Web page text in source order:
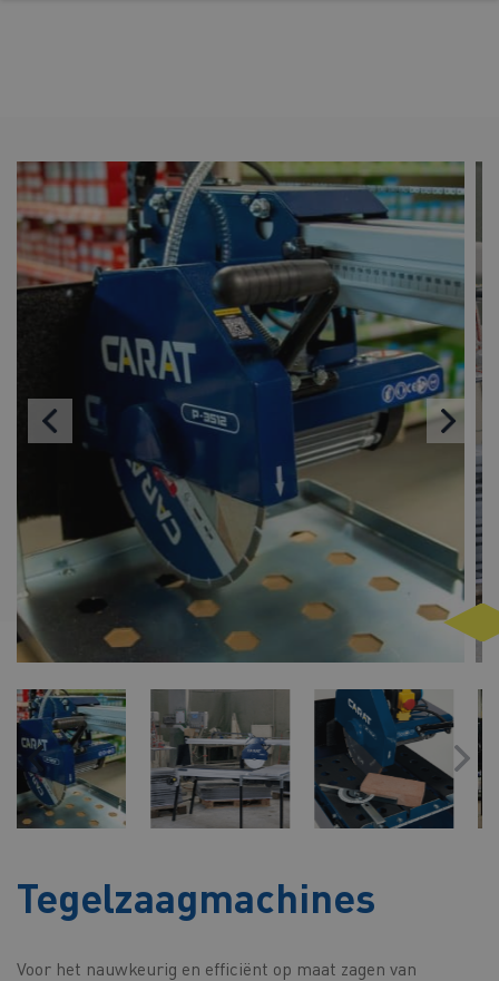
Tegelzaagmachines
Voor het nauwkeurig en efficiënt op maat zagen van